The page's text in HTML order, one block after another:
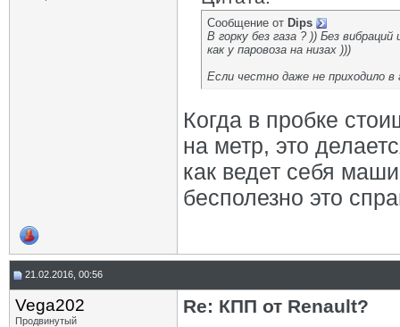
Сообщение от Dips
В горку без газа ? )) Без
как у паровоза на низах )))
Если честно даже не приходило в
Когда в пробке
на метр, это
как ведет себя
бесполезно это
21.02.2016, 00:56
Vega202
Продвинутый
Re: КПП от Renault?